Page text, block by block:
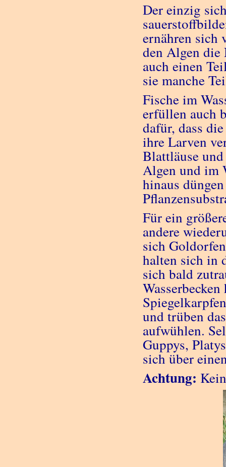
Der einzig
ernähren sich
den Algen die
auch einen
sie manche
Fische im
erfüllen auch
dafür, dass
ihre Larven
Blattläuse
Algen und im
hinaus
Für ein
andere
sich
halten sich in
sich bald
und trüben
aufwühlen.
Guppys,
sich über
Achtung: